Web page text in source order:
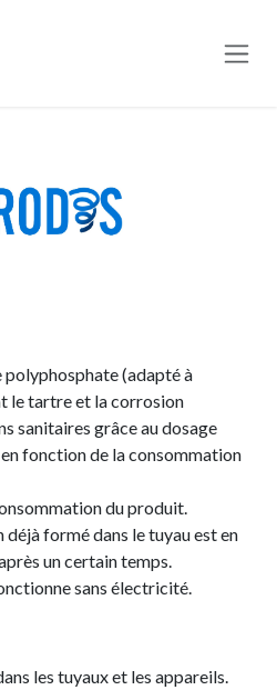
polyphosphate (adapté à
le tartre et la corrosion
sanitaires grâce au dosage
fonction de la consommation
du produit.
formé dans le tuyau est en
un certain temps.
sans électricité.
les tuyaux et les appareils.